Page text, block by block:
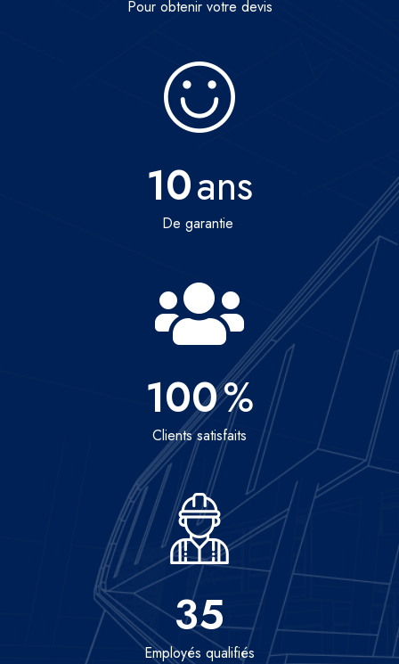
Pour obtenir votre devis
10ans
De garantie
100%
Clients satisfaits
35
Employés qualifiés